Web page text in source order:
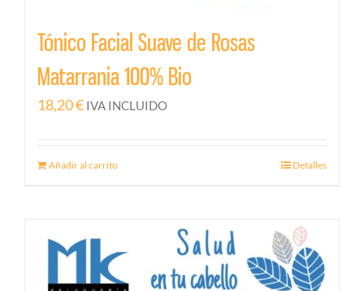
Tónico Facial Suave de Rosas
Matarrania 100% Bio
18,20€ IVA INCLUIDO
Añadir al carrito Detalles